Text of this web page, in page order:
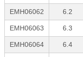
EMH06062 6.2
EMH06063 6.3
EMH06064 6.4